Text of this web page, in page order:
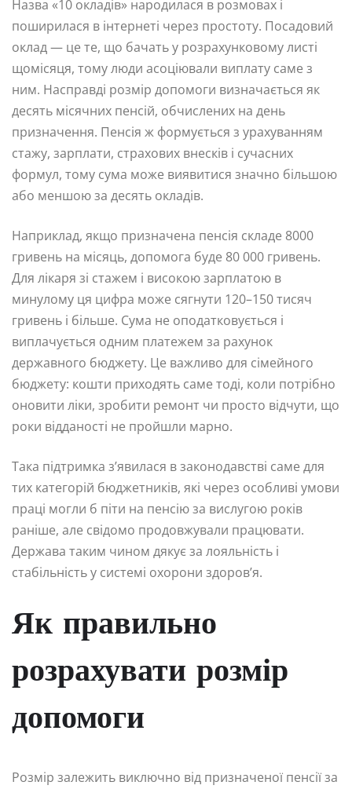
Назва «10 окладів» народилася в розмовах і
поширилася в інтернеті через простоту. Посадовий
оклад — це те, що бачать у розрахунковому листі
щомісяця, тому люди асоціювали виплату саме з
ним. Насправді розмір допомоги визначається як
десять місячних пенсій, обчислених на день
призначення. Пенсія ж формується з урахуванням
стажу, зарплати, страхових внесків і сучасних
формул, тому сума може виявитися значно більшою
або меншою за десять окладів.
Наприклад, якщо призначена пенсія складе 8000
гривень на місяць, допомога буде 80 000 гривень.
Для лікаря зі стажем і високою зарплатою в
минулому ця цифра може сягнути 120–150 тисяч
гривень і більше. Сума не оподатковується і
виплачується одним платежем за рахунок
державного бюджету. Це важливо для сімейного
бюджету: кошти приходять саме тоді, коли потрібно
оновити ліки, зробити ремонт чи просто відчути, що
роки відданості не пройшли марно.
Така підтримка з’явилася в законодавстві саме для
тих категорій бюджетників, які через особливі умови
праці могли б піти на пенсію за вислугою років
раніше, але свідомо продовжували працювати.
Держава таким чином дякує за лояльність і
стабільність у системі охорони здоров’я.
Як правильно
розрахувати розмір
допомоги
Розмір залежить виключно від призначеної пенсії за